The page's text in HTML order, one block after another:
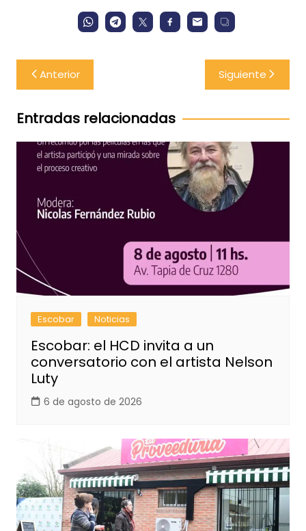
Navegación
de
entradas
Anterior Siguiente
Entradas relacionadas
Escobar Noticias
Escobar: el HCD invita a un
conversatorio con el artista Nelson
Luty
6 de agosto de 2026